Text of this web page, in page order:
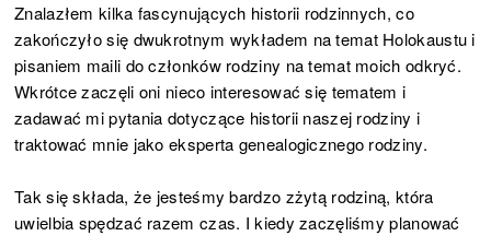
Znalazłem kilka fascynujących historii rodzinnych, co
zakończyło się dwukrotnym wykładem na temat Holokaustu i
pisaniem maili do członków rodziny na temat moich odkryć.
Wkrótce zaczęli oni nieco interesować się tematem i
zadawać mi pytania dotyczące historii naszej rodziny i
traktować mnie jako eksperta genealogicznego rodziny.
Tak się składa, że jesteśmy bardzo zżytą rodziną, która
uwielbia spędzać razem czas. I kiedy zaczęliśmy planować